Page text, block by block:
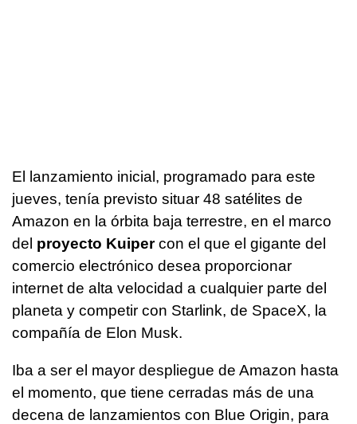
El lanzamiento inicial, programado para este
jueves, tenía previsto situar 48 satélites de
Amazon en la órbita baja terrestre, en el marco
del proyecto Kuipercon el que el gigante del
comercio electrónico desea proporcionar
internet de alta velocidad a cualquier parte del
planeta y competir con Starlink, de SpaceX, la
compañía de Elon Musk.
Iba a ser el mayor despliegue de Amazon hasta
el momento, que tiene cerradas más de una
decena de lanzamientos con Blue Origin, para